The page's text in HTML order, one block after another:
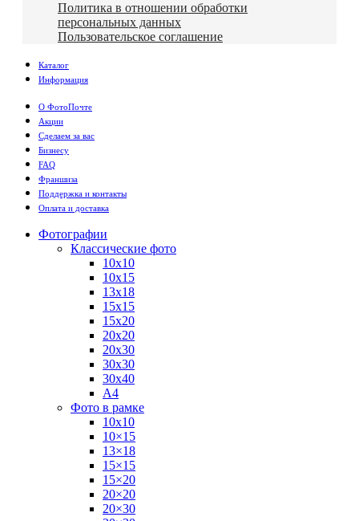
Политика в отношении обработки
персональных данных
Пользовательское соглашение
Каталог
Информация
О ФотоПочте
Акции
Сделаем за вас
Бизнесу
FAQ
Франшиза
Поддержка и контакты
Оплата и доставка
Фотографии
Классические фото
10х10
10х15
13х18
15х15
15х20
20х20
20х30
30х30
30х40
А4
Фото в рамке
10х10
10×15
13×18
15×15
15×20
20×20
20×30